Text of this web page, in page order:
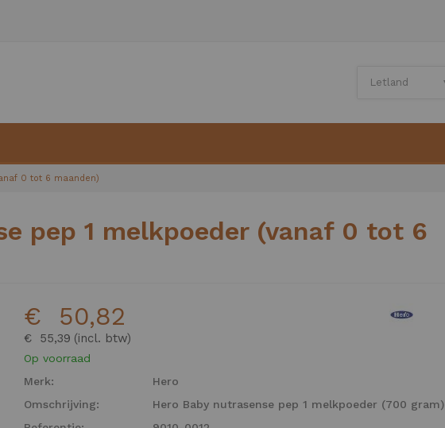
0 tot 6 maanden)
pep 1 melkpoeder (vanaf 0 tot 6
€ 55,39
€ 50,82
Op voorraad
Merk:
Hero
Omschrijving:
Hero Baby nutrasense pep 1 melkpoeder (700 gram)